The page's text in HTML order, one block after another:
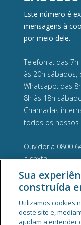
Este número é
mensagens à
por meio dele.
Telefonia: das
às 20h sábados,
Whatsapp: das
8h às 18h
Chamadas
todos os nossos
Ouvidoria 0800
a sexta.
Sua
construída
Utilizamos cookies
deste site e,
ajudam a entender